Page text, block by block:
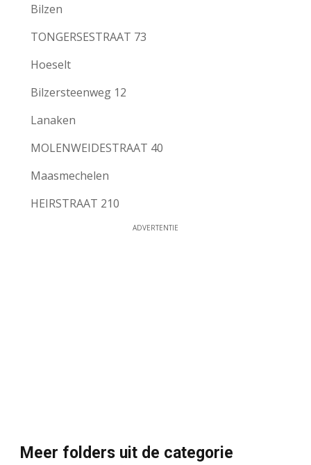
Bilzen
TONGERSESTRAAT 73
Hoeselt
Bilzersteenweg 12
Lanaken
MOLENWEIDESTRAAT 40
Maasmechelen
HEIRSTRAAT 210
ADVERTENTIE
Meer folders uit de categorie